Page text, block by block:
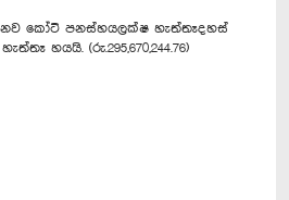
පනස්හයලක්ෂ හැත්තෑදහස්
හයයි. (රු.295,670,244.76)